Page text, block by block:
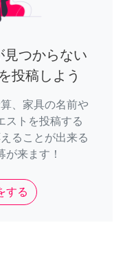
見つからない
投稿しよう
、家具の名前や
ストを投稿する
ることが出来る
が来ます！
する